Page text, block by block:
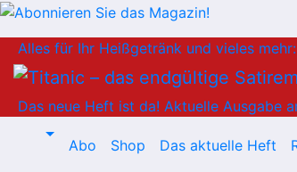
Inhalt
springen
Alles für Ihr Heißgetränk und vieles
Das neue Heft ist da! Aktuelle Ausgabe
Abo Shop Das aktuelle Heft